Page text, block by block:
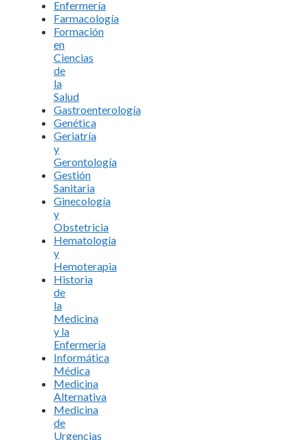
Enfermería
Farmacología
Formación
en
Ciencias
de
la
Salud
Gastroenterología
Genética
Geriatría
y
Gerontología
Gestión
Sanitaria
Ginecología
y
Obstetricia
Hematología
y
Hemoterapia
Historia
de
la
Medicina
y la
Enfermería
Informática
Médica
Medicina
Alternativa
Medicina
de
Urgencias